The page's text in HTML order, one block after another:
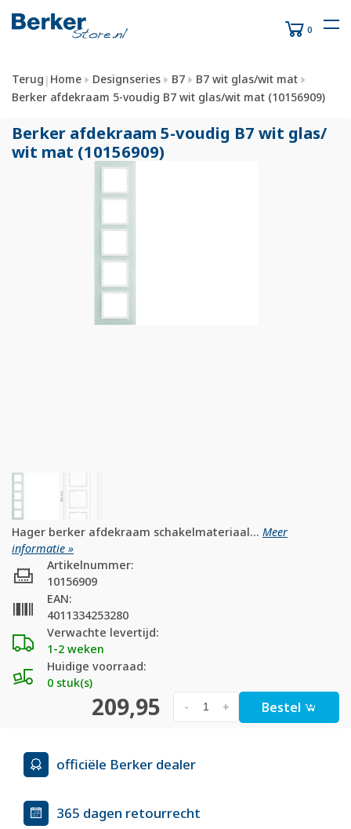
0
Terug | Home Designseries B7
B7 wit glas/wit mat
Berker afdekraam 5-voudig B7 wit glas/wit mat (10156909)
Berker afdekraam 5-voudig B7 wit glas/
wit mat (10156909)
Hager berker afdekraam schakelmateriaal... Meer
informatie »
Verwachte levertijd:
1-2 weken
Huidige voorraad:
0 stuk(s)
Artikelnummer:
10156909
EAN:
4011334253280
209,95 +
- Bestel
officiële Berker dealer
365 dagen retourrecht